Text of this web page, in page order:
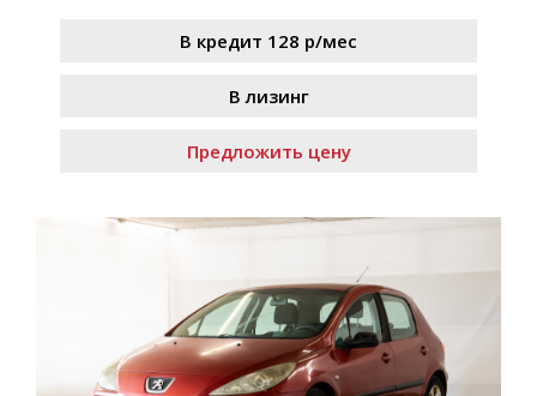
В кредит 128 р/мес
В лизинг
Предложить цену